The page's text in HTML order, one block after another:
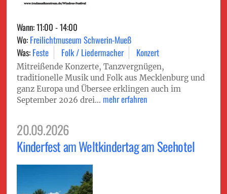
Wann: 11:00 - 14:00
Wo: Freilichtmuseum Schwerin-Mueß
Was: Feste Folk / Liedermacher Konzert
Mitreißende Konzerte, Tanzvergnügen,
traditionelle Musik und Folk aus Mecklenburg und
ganz Europa und Übersee erklingen auch im
September 2026 drei... mehr erfahren
20.09.2026
Kinderfest am Weltkindertag am Seehotel